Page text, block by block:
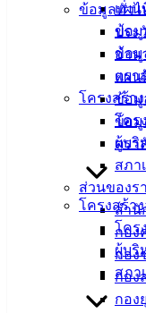
แผน
ข้อมู
ข้อ
ตร
โครงสร้า
โคร
ผู้บริ
สภา
ส่วนของร
สำนั
กอง
กอง
กอง
กอง
ข้อมูลทั่วไ
ประ
อำน
แผน
ข้อมู
ข้อ
ตร
โครงสร้า
โคร
ผู้บริ
สภา
สมัครสรรหาแ
พนักงานจ้าง
พฤศจิกายน 22,
กิจกรรมอ่างศิลา
,ข่าว
ประกาศรับสมัครสรร
จ้าง-ประจำปีงบประม
ดาวน์โหลด